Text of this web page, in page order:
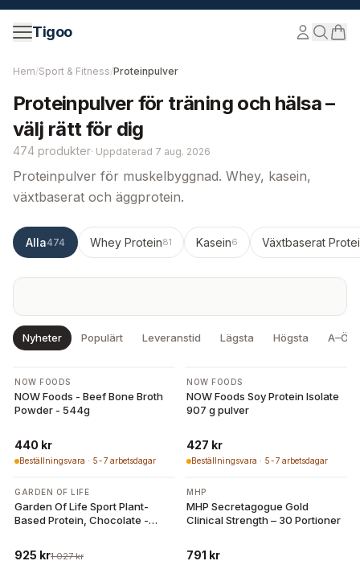
Hoppa till innehåll
Tigoo
Hem/Sport & Fitness/Proteinpulver
Proteinpulver för träning och hälsa –
välj rätt för dig
474 produkter· Uppdaterad 7 aug. 2026
Proteinpulver för muskelbyggnad. Whey, kasein,
växtbaserat och äggprotein.
Alla474 Whey Protein81 Kasein6 Växtbaserat
Nyheter Populärt Leveranstid Lägsta Högsta A–Ö
NOW FOODS
NOW Foods - Beef Bone Broth
Powder - 544g
440 kr
Beställningsvara · 5-7 arbetsdagar
NOW FOODS
NOW Foods Soy Protein Isolate
907 g pulver
427 kr
Beställningsvara · 5-7 arbetsdagar
-10%
GARDEN OF LIFE
Garden Of Life Sport Plant-
Based Protein, Chocolate -
925 kr1 027 kr
MHP
MHP Secretagogue Gold
Clinical Strength – 30 Portioner
791 kr